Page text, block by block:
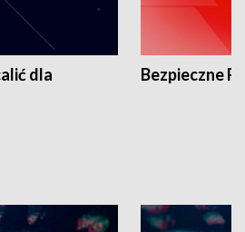
dla
Bezpieczne